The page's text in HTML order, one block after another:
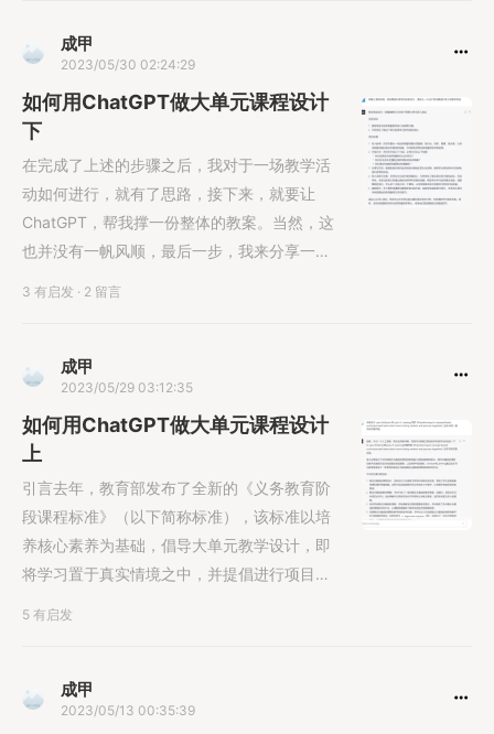
成甲
2023/05/30 02:24:29
如何用ChatGPT做大单元课程设计
下
在完成了上述的步骤之后，我对于一场教学活
动如何进行，就有了思路，接下来，就要让
ChatGPT，帮我撑一份整体的教案。当然，这
也并没有一帆风顺，最后一步，我来分享一
3 有启发 · 2 留言
成甲
2023/05/29 03:12:35
如何用ChatGPT做大单元课程设计
上
引言去年，教育部发布了全新的《义务教育阶
段课程标准》（以下简称标准），该标准以培
养核心素养为基础，倡导大单元教学设计，即
将学习置于真实情境之中，并提倡进行项目制
5 有启发
成甲
2023/05/13 00:35:39